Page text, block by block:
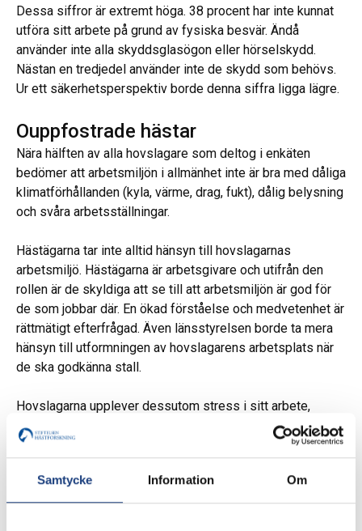
Samtycke Information Om
Dessa siffror är extremt höga. 38 procent har inte kunnat
utföra sitt arbete på grund av fysiska besvär. Ändå
använder inte alla skyddsglasögon eller hörselskydd.
Nästan en tredjedel använder inte de skydd som behövs.
Ur ett säkerhetsperspektiv borde denna siffra ligga lägre.
Ouppfostrade hästar
Nära hälften av alla hovslagare som deltog i enkäten
bedömer att arbetsmiljön i allmänhet inte är bra med dåliga
klimatförhållanden (kyla, värme, drag, fukt), dålig belysning
och svåra arbetsställningar.
Hästägarna tar inte alltid hänsyn till hovslagarnas
arbetsmiljö. Hästägarna är arbetsgivare och utifrån den
rollen är de skyldiga att se till att arbetsmiljön är god för
de som jobbar där. En ökad förståelse och medvetenhet är
rättmätigt efterfrågad. Även länsstyrelsen borde ta mera
hänsyn till utformningen av hovslagarens arbetsplats när
de ska godkänna stall.
Hovslagarna upplever dessutom stress i sitt arbete,
kvinnor i något större omfattning än män. Det är framför
allt uppbundenhet och krav på tillgänglighet som stressar.
problem för hovslagarna är att hantera ouppfostrade
hästar. Hovslagarna menade att många hästägare har dålig